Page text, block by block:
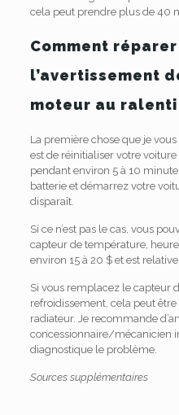
cela peut prendre plus de 40
Comment
l’avertissement
moteur au ralenti
La première chose que je
est de réinitialiser votre
pendant environ 5 à 10
batterie et démarrez votre
disparaît.
Si ce n’est pas le cas, vous
capteur de température,
environ 15 à 20 $ et est
Si vous remplacez le capteur
refroidissement, cela peut
radiateur. Je recommande
concessionnaire/mécanicien
diagnostique le problème.
Sources supplémentaires